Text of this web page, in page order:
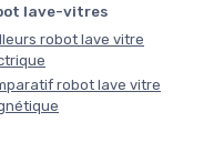
lave-vitres
robot lave vitre
robot lave vitre